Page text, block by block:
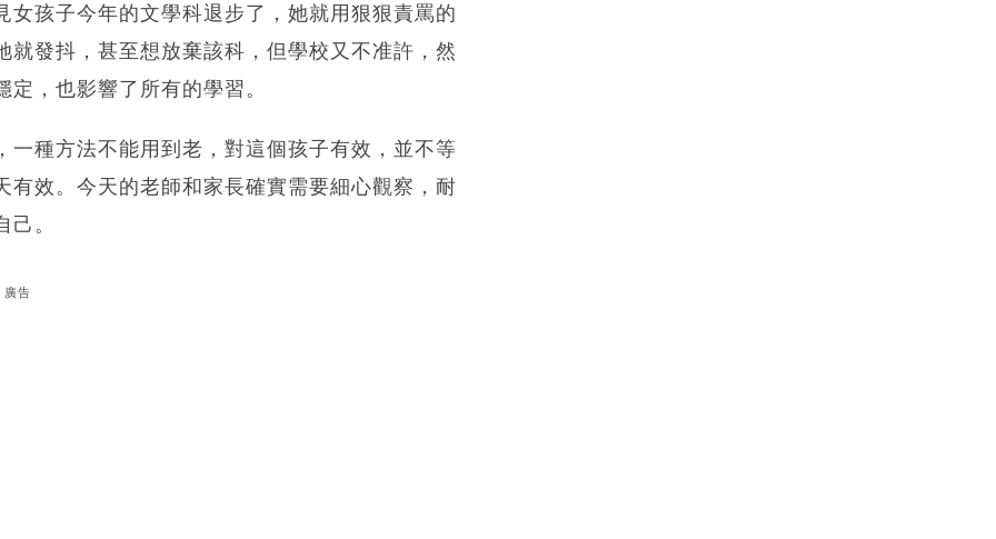
孩子今年的文學科退步了，她就用狠狠責罵的
發抖，甚至想放棄該科，但學校又不准許，然
，也影響了所有的學習。
種方法不能用到老，對這個孩子有效，並不等
效。今天的老師和家長確實需要細心觀察，耐
。
廣告